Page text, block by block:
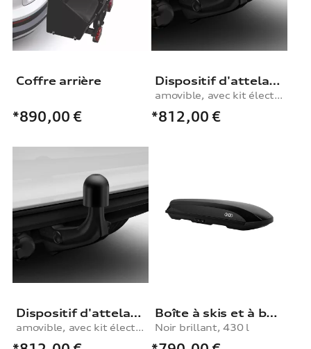
Coffre arrière
*890,00 €
Dispositif d'attelage
amovible, avec kit électrique, pour véhicules sans pré-équipement pour dispositif d'attelage
*812,00 €
Dispositif d'attelage
amovible, avec kit électrique, pour véhicules sans pré-équipement pour dispositif d'attelage
Boîte à skis et à bagages, noir brillant, 430 l
Noir brillant, 430 l